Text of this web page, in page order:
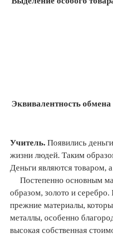
Эквивалентность обмена
Учитель. Появились
жизни людей. Таким
Деньги являются товаром,
Постепенно основным
образом, золото и
прежние материалы,
металлы, особенно
высокая собственная